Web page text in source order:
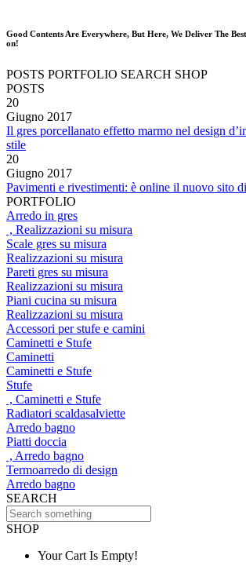
Good Contents Are Everywhere, But Here, We Deliver The
on!
POSTS PORTFOLIO SEARCH SHOP
POSTS
20
Giugno 2017
Il gres porcellanato effetto marmo nel design
stile
20
Giugno 2017
Pavimenti e rivestimenti: è online il nuovo sito
PORTFOLIO
Arredo in gres
, Realizzazioni su misura
Scale gres su misura
Realizzazioni su misura
Pareti gres su misura
Realizzazioni su misura
Piani cucina su misura
Realizzazioni su misura
Accessori per stufe e camini
Caminetti e Stufe
Caminetti
Caminetti e Stufe
Stufe
, Caminetti e Stufe
Radiatori scaldasalviette
Arredo bagno
Piatti doccia
, Arredo bagno
Termoarredo di design
Arredo bagno
SEARCH
SHOP
Your Cart Is Empty!